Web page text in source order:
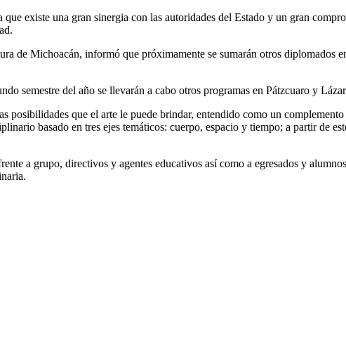
existe una gran sinergia con las autoridades del Estado y un gran
de Michoacán, informó que próximamente se sumarán otros diplomados
semestre del año se llevarán a cabo otros programas en Pátzcuaro y
que el arte le puede brindar, entendido como un
basado en tres ejes temáticos: cuerpo, espacio y tiempo; a partir de
a grupo, directivos y agentes educativos así como a egresados y